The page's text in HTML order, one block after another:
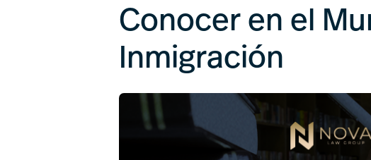
Conocer en el
Inmigración